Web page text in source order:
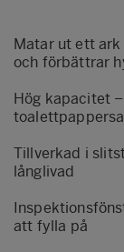
Matar ut ett
och förbättrar
Hög kapacitet
Tillverkad i
långlivad
att fylla på